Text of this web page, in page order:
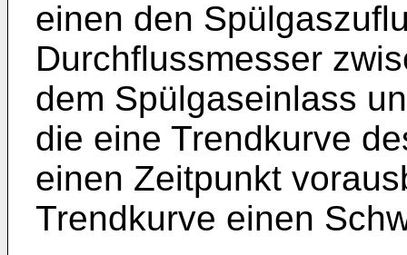
einen den
Durchflussmesser
dem Spülgaseinlass
die eine Trendkurve
einen Zeitpunkt
Trendkurve einen